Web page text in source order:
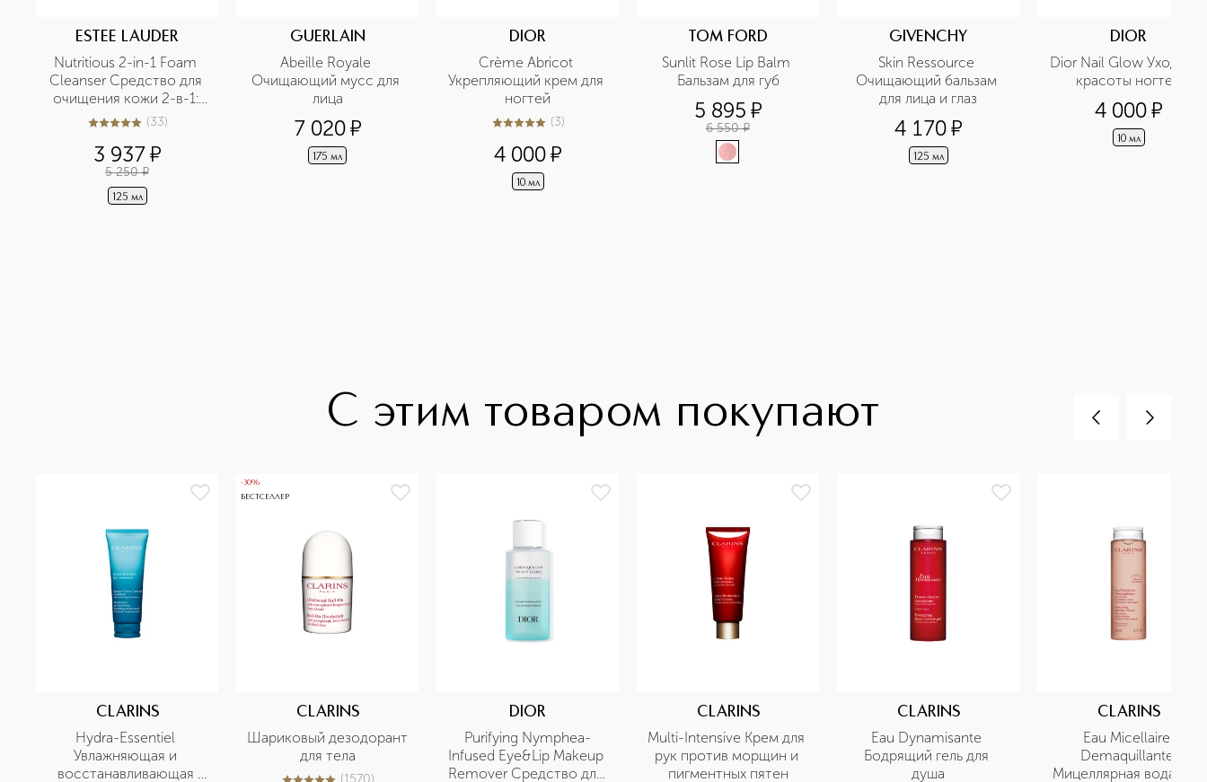
ESTEE LAUDER
Nutritious 2-in-1 Foam
Cleanser Средство для
очищения кожи 2-в-1:
пенка и маска
5из 533 (33)
3 937¤
5 250 ¤
125 мл
GUERLAIN
Abeille Royale
Очищающий мусс для
лица
7 020¤
175 мл
DIOR
Crème Abricot
Укрепляющий крем для
ногтей
5из 53 (3)
4 000¤
10 мл
TOM FORD
Sunlit Rose Lip Balm
Бальзам для губ
5 895 ¤
6 550 ¤
GIVENCHY
Skin Ressource
Очищающий бальзам
для лица и глаз
4 170¤
125 мл
DIOR
Dior Nail Glow Уход для
красоты ногтей
4 000¤
10 мл
С этим товаром покупают
CLARINS
Hydra-Essentiel
Увлажняющая и
восстанавливающая
-30%
БЕСТСЕЛЛЕР
CLARINS
Шариковый дезодорант
для тела
(1570)
DIOR
Purifying Nymphea-
Infused Eye&Lip Makeup
Remover Средство для
CLARINS
Multi-Intensive Крем для
рук против морщин и
пигментных пятен
CLARINS
Eau Dynamisante
Бодрящий гель для
душа
CLARINS
Eau Micellaire
Demaquillante
Мицеллярная вода для